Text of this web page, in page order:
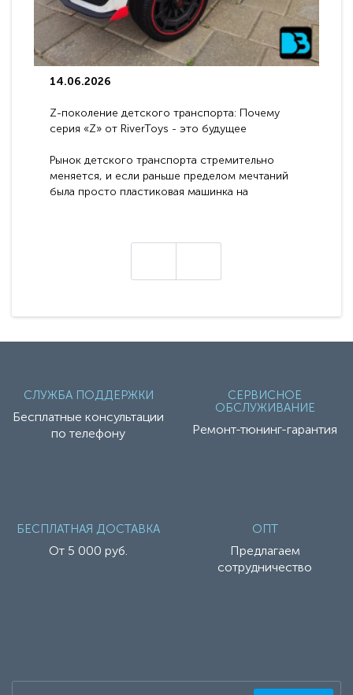
14.06.2026
Z-поколение детского транспорта: Почему
серия «Z» от RiverToys - это будущее
Рынок детского транспорта стремительно
меняется, и если раньше пределом мечтаний
была просто пластиковая машинка на
СЛУЖБА ПОДДЕРЖКИ
Бесплатные консультации
по телефону
СЕРВИСНОЕ
ОБСЛУЖИВАНИЕ
Ремонт-тюнинг-гарантия
БЕСПЛАТНАЯ ДОСТАВКА
От 5 000 руб.
ОПТ
Предлагаем
сотрудничество